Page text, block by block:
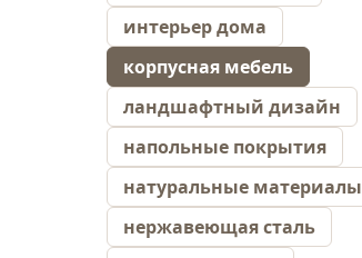
интерьер дома
корпусная мебель
ландшафтный дизайн
напольные покрытия
натуральные материалы
нержавеющая сталь